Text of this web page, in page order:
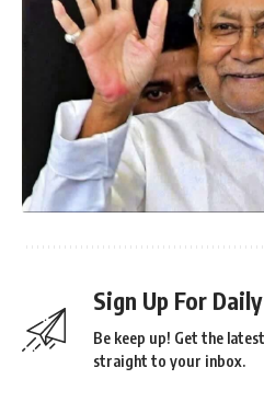
Sign Up For
Be keep up! Get the
straight to your inbox.